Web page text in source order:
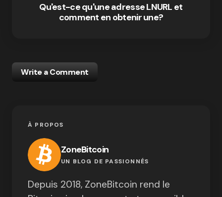
Qu'est-ce qu'une adresse LNURL et
comment en obtenir une?
Write a Comment
À PROPOS
ZoneBitcoin
UN BLOG DE PASSIONNÉS
Depuis 2018, ZoneBitcoin rend le